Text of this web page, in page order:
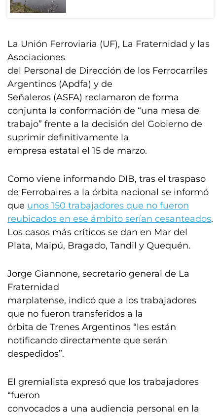
La Unión Ferroviaria (UF), La Fraternidad y las
Asociaciones
del Personal de Dirección de los Ferrocarriles
Argentinos (Apdfa) y de
Señaleros (ASFA) reclamaron de forma
conjunta la conformación de “una mesa de
trabajo” frente a la decisión del Gobierno de
suprimir definitivamente la
empresa estatal el 15 de marzo.
Como viene informando DIB, tras el traspaso
de Ferrobaires a la órbita nacional se informó
que unos 150 trabajadores que no fueron
reubicados en ese ámbito serían cesanteados.
Los casos más críticos se dan en Mar del
Plata, Maipú, Bragado, Tandil y Quequén.
Jorge Giannone, secretario general de La
Fraternidad
marplatense, indicó que a los trabajadores
que no fueron transferidos a la
órbita de Trenes Argentinos “les están
notificando directamente que serán
despedidos”.
El gremialista expresó que los trabajadores
“fueron
convocados a una audiencia personal en la